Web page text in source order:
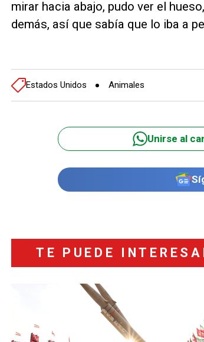
mirar hacia abajo, pudo ver el
demás, así que sabía que lo iba a
Estados Unidos Animales
Unirse al
TE PUEDE